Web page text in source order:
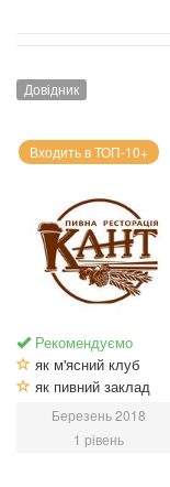
Довідник
Входить в ТОП-10+
Рекомендуємо
як м'ясний клуб
як пивний заклад
Березень 2018
1 рівень